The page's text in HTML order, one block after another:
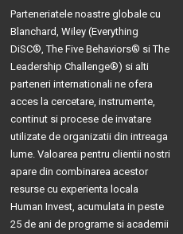
Parteneriatele noastre globale cu
Blanchard , Wiley (Everything
DiSC® ,The Five Behaviors® siThe
Leadership Challenge®) si alti
parteneri internationali ne ofera
acces la cercetare, instrumente,
continut si procese de invatare
utilizate de organizatii din intreaga
lume. Valoarea pentru clientii nostri
apare din combinarea acestor
resurse cu experienta locala
Human Invest, acumulata in peste
25 de ani de programe si academii